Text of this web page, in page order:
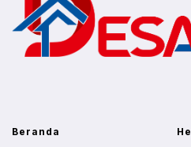
Beranda